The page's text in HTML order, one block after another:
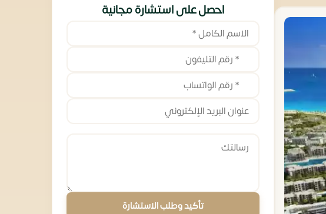
احصل على استشارة مجانية
تأكيد وطلب الاستشارة